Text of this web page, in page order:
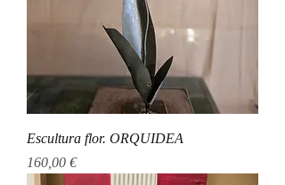
Escultura flor. ORQUIDEA
Precio
160,00 €